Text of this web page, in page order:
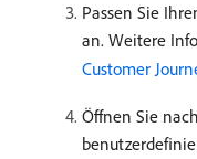
Passen Sie
an. Weitere
Customer
Öffnen Sie